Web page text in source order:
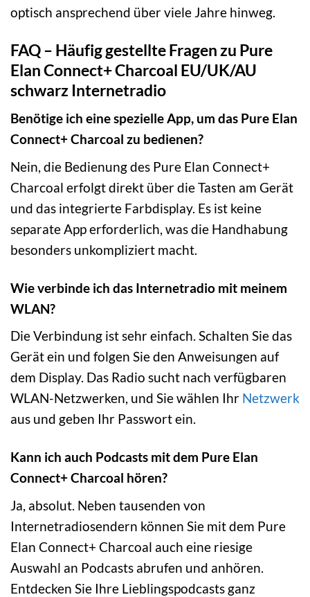
optisch ansprechend über viele Jahre hinweg.
FAQ – Häufig gestellte Fragen zu Pure
Elan Connect+ Charcoal EU/UK/AU
schwarz Internetradio
Benötige ich eine spezielle App, um das Pure Elan
Connect+ Charcoal zu bedienen?
Nein, die Bedienung des Pure Elan Connect+
Charcoal erfolgt direkt über die Tasten am Gerät
und das integrierte Farbdisplay. Es ist keine
separate App erforderlich, was die Handhabung
besonders unkompliziert macht.
Wie verbinde ich das Internetradio mit meinem
WLAN?
Die Verbindung ist sehr einfach. Schalten Sie das
Gerät ein und folgen Sie den Anweisungen auf
dem Display. Das Radio sucht nach verfügbaren
WLAN-Netzwerken, und Sie wählen Ihr Netzwerk
aus und geben Ihr Passwort ein.
Kann ich auch Podcasts mit dem Pure Elan
Connect+ Charcoal hören?
Ja, absolut. Neben tausenden von
Internetradiosendern können Sie mit dem Pure
Elan Connect+ Charcoal auch eine riesige
Auswahl an Podcasts abrufen und anhören.
Entdecken Sie Ihre Lieblingspodcasts ganz